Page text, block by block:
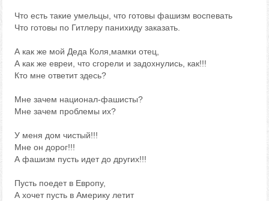
Что есть такие умельцы, что готовы фашизм воспевать
Что готовы по Гитлеру панихиду заказать.
А как же мой Деда Коля,мамки отец,
А как же евреи, что сгорели и задохнулись, как!!!
Кто мне ответит здесь?
Мне зачем национал-фашисты?
Мне зачем проблемы их?
У меня дом чистый!!!
Мне он дорог!!!
А фашизм пусть идет до других!!!
Пусть поедет в Европу,
А хочет пусть в Америку летит